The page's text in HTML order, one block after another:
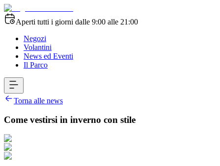
Aperti tutti i giorni dalle 9:00 alle 21:00
Negozi
Volantini
News ed Eventi
Il Parco
Torna alle news
Come vestirsi in inverno con stile